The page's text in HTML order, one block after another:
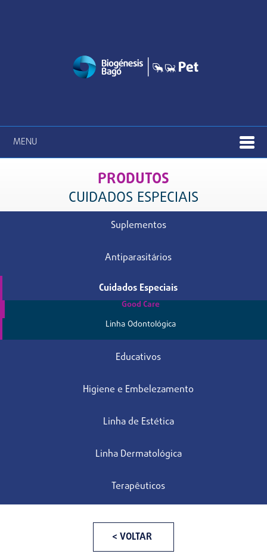
MENU
PRODUTOS
CUIDADOS ESPECIAIS
Suplementos
Antiparasitários
Cuidados Especiais
Good Care
Linha Odontológica
Educativos
Higiene e Embelezamento
Linha de Estética
Linha Dermatológica
Terapêuticos
< VOLTAR